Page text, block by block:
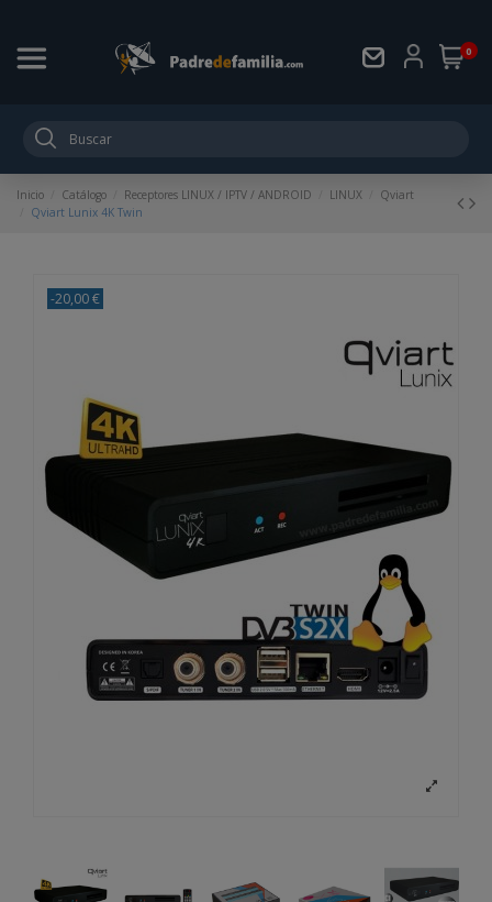
0
Inicio Catálogo Receptores LINUX / IPTV / ANDROID LINUX
Qviart
Qviart Lunix 4K Twin
-20,00 €